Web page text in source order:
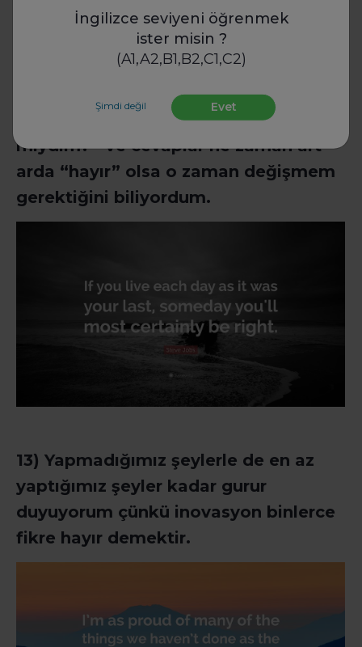
İngilizce seviyeni öğrenmek
ister misin ?
(A1,A2,B1,B2,C1,C2)
Şimdi değil Evet
bir etki yaptı ve o günden beridir de
son 33 senede her sabah aynada
kendime baktım ve kendime sordum:
“Eğer bugün son günüm olsaydı
bugün yapacağım şeyi yine de yapar
mıydım?” Ve cevaplar ne zaman art
arda “hayır” olsa o zaman değişmem
gerektiğini biliyordum.
13) Yapmadığımız şeylerle de en az
yaptığımız şeyler kadar gurur
duyuyorum çünkü inovasyon binlerce
fikre hayır demektir.